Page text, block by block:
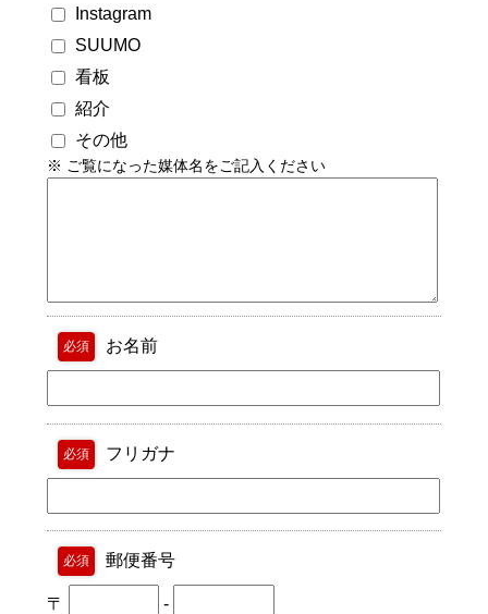
Instagram
SUUMO
看板
紹介
その他
※ ご覧になった媒体名をご記入ください
必須 お名前
必須 フリガナ
必須 郵便番号
〒 -